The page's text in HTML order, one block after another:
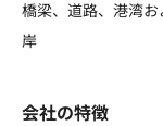
橋梁、道路、港湾
岸
会社の特徴